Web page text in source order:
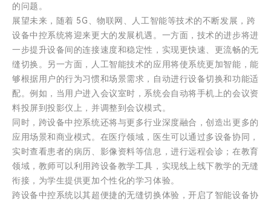
的问题。
展望未来，随着 5G、物联网、人工智能等技术的不断发展，跨
设备中控系统将迎来更大的发展机遇。一方面，技术的进步将进
一步提升设备间的连接速度和稳定性，实现更快速、更流畅的无
缝切换。另一方面，人工智能技术的应用将使系统更加智能，能
够根据用户的行为习惯和场景需求，自动进行设备切换和功能适
配。例如，当用户进入会议室时，系统会自动将手机上的会议资
料投屏到投影仪上，并调整到会议模式。
同时，跨设备中控系统还将与更多行业深度融合，创造出更多的
应用场景和商业模式。在医疗领域，医生可以通过多设备协同，
实时查看患者的病历、影像资料等信息，进行远程会诊；在教育
领域，教师可以利用跨设备教学工具，实现线上线下教学的无缝
衔接，为学生提供更加个性化的学习体验。
跨设备中控系统以其超便捷的无缝切换体验，开启了智能设备协